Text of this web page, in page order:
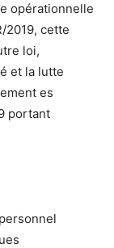
opérationnelle
2019, cette
loi,
et la lutte
es
portant